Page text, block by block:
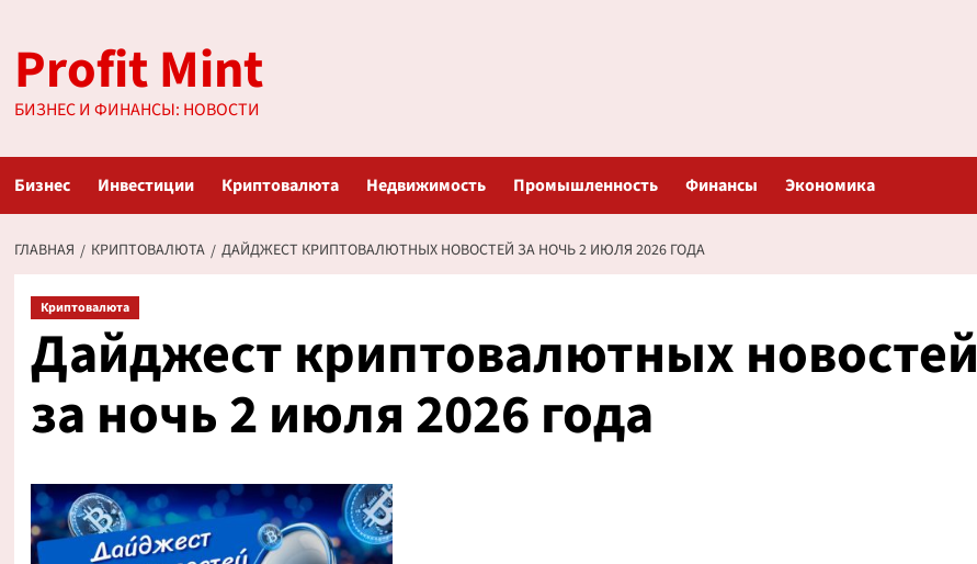
содержимому
Profit Mint
БИЗНЕС И ФИНАНСЫ: НОВОСТИ
Бизнес Инвестиции Криптовалюта Недвижимость Промышленность Финансы Экономика
ГЛАВНАЯ КРИПТОВАЛЮТА ДАЙДЖЕСТ КРИПТОВАЛЮТНЫХ НОВОСТЕЙ ЗА НОЧЬ 2 ИЮЛЯ 2026 ГОДА
Криптовалюта
Дайджест криптовалютных новостей
за ночь 2 июля 2026 года